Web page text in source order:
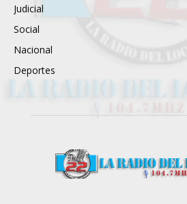
Judicial
Social
Nacional
Deportes